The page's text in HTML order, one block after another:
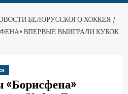
БЕЛОРУССКОГО ХОККЕЯ
ВПЕРВЫЕ ВЫИГРАЛИ КУБОК
«Борисфена»